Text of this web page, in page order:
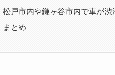
松戸市内や鎌ヶ谷市内で車が渋
まとめ